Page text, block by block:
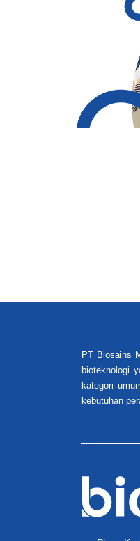
PT Biosains
bioteknologi
kategori
kebutuhan